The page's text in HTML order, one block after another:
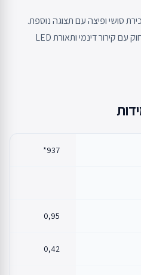
סושי ופיצה עם תצוגה נוספת.
המוצר מתאפיין במערכת קירור מרחוק עם קירור דינמי ותאורת LED
937*
0,95
0,42